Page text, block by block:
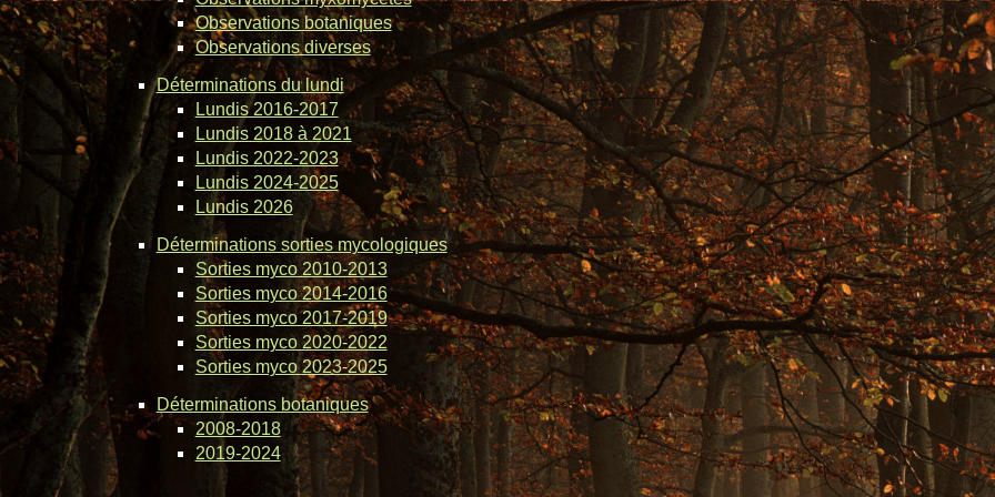
Observations botaniques
Observations diverses
Déterminations du lundi
Lundis 2016-2017
Lundis 2018 à 2021
Lundis 2022-2023
Lundis 2024-2025
Lundis 2026
Déterminations sorties mycologiques
Sorties myco 2010-2013
Sorties myco 2014-2016
Sorties myco 2017-2019
Sorties myco 2020-2022
Sorties myco 2023-2025
Déterminations botaniques
2008-2018
2019-2024